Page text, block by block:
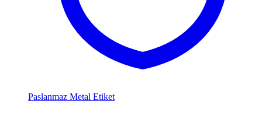
Paslanmaz Metal Etiket